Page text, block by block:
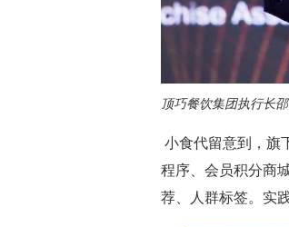
顶巧餐饮集团执行长
小食代留意到，旗
程序、会员积分商
荐、人群标签。实